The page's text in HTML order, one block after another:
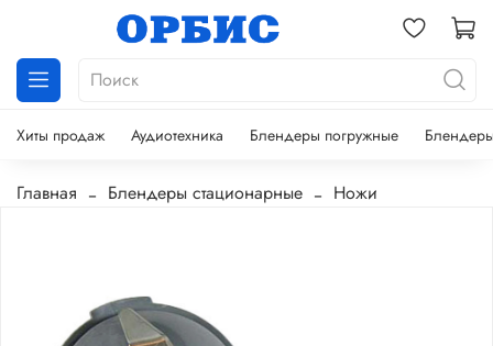
Хиты продаж Аудиотехника Блендеры погружные
Главная Блендеры стационарные Ножи